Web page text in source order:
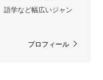
語学など幅広いジャン
プロフィール